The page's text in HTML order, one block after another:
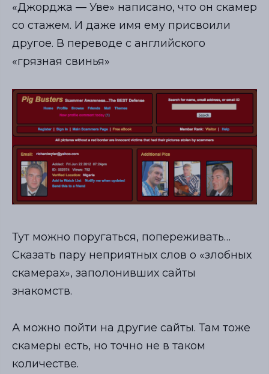
«Джорджа — Уве» написано, что он скамер
со стажем. И даже имя ему присвоили
другое. В переводе с английского
«грязная свинья»
Тут можно поругаться, попереживать…
Сказать пару неприятных слов о «злобных
скамерах», заполонивших сайты
знакомств.
А можно пойти на другие сайты. Там тоже
скамеры есть, но точно не в таком
количестве.